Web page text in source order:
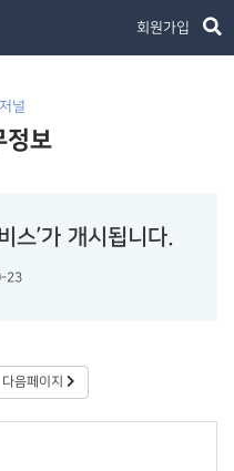
회원가입
널
정보
스’가 개시됩니다.
23
다음페이지